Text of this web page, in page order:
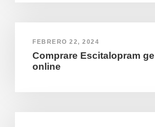
FEBRERO 22, 2024
Comprare Escitalopram
online